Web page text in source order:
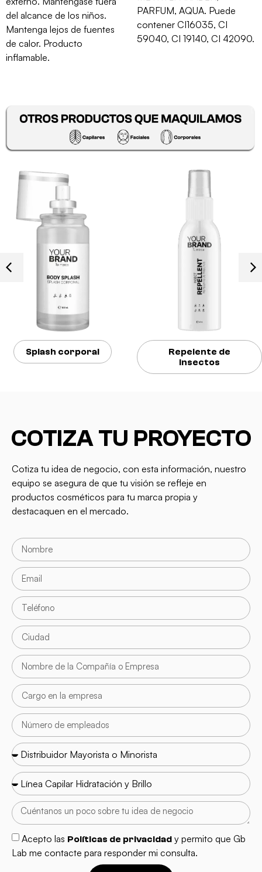
del alcance de los niños.
Mantenga lejos de fuentes
de calor. Producto
inflamable.
PARFUM, AQUA. Puede
contener CI16035, CI
59040, CI 19140, CI 42090.
Splash corporal
Repelente de
insectos
COTIZA TU PROYECTO
Cotiza tu idea de negocio, con esta información, nuestro
equipo se asegura de que tu visión se refleje en
productos cosméticos para tu marca propia y
destacaquen en el mercado.
Acepto las Políticas de privacidad y permito que Gb
Lab me contacte para responder mi consulta.